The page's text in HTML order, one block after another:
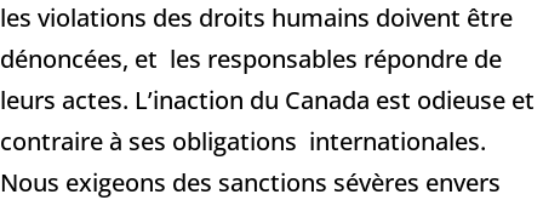
les violations des droits humains doivent être
dénoncées, et les responsables répondre de
leurs actes. L’inaction du Canada est odieuse et
contraire à ses obligations internationales.
Nous exigeons des sanctions sévères envers